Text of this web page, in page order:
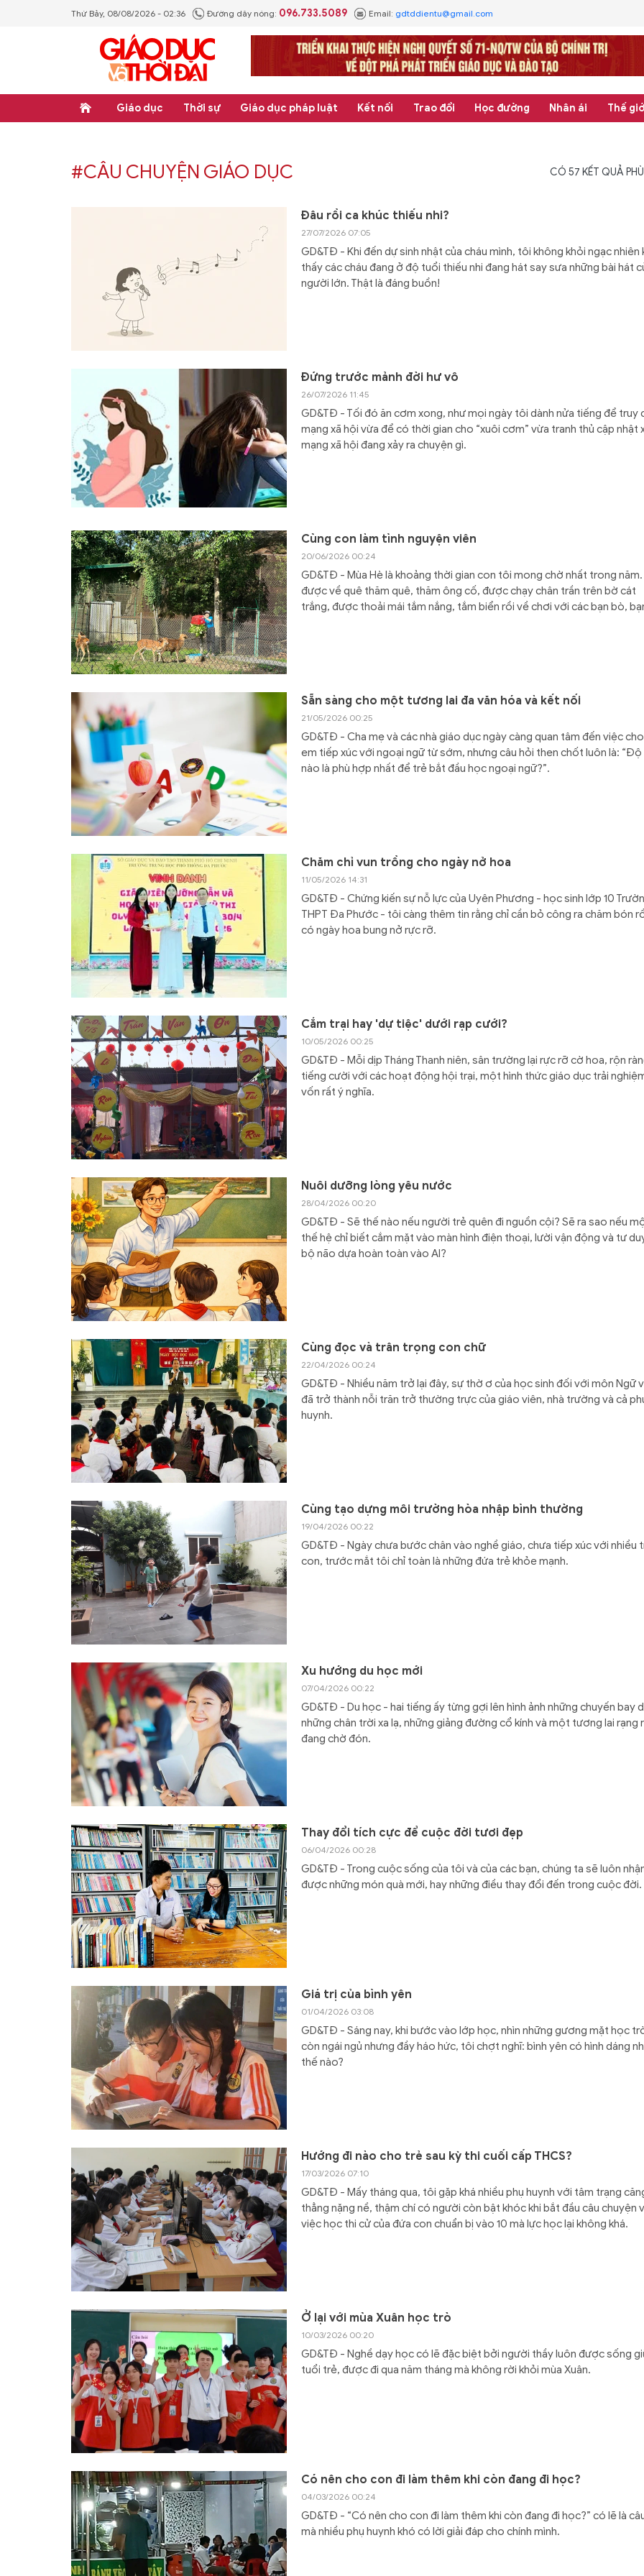
Thứ Bảy, 08/08/2026 - 02:36 Đường dây nóng: 096.733.5089 Email: gdtddientu@gmail.com
Giáo dục Thời sự Giáo dục pháp luật Kết nối Trao đổi Học đường Nhân ái Thế
#CÂU CHUYỆN GIÁO DỤC CÓ 57 KẾT QUẢ
Đâu rồi ca khúc thiếu nhi?
27/07/2026 07:05
GD&TĐ - Khi đến dự sinh nhật của cháu mình, tôi không khỏi ngạc nhiên
thấy các cháu đang ở độ tuổi thiếu nhi đang hát say sưa những bài hát
người lớn. Thật là đáng buồn!
Đứng trước mảnh đời hư vô
26/07/2026 11:45
GD&TĐ - Tối đó ăn cơm xong, như mọi ngày tôi dành nửa tiếng để truy
mạng xã hội vừa để có thời gian cho “xuôi cơm” vừa tranh thủ cập nhật
mạng xã hội đang xảy ra chuyện gì.
Cùng con làm tình nguyện viên
20/06/2026 00:24
GD&TĐ - Mùa Hè là khoảng thời gian con tôi mong chờ nhất trong
được về quê thăm quê, thăm ông cố, được chạy chân trần trên bờ cát
trắng, được thoải mái tắm nắng, tắm biển rồi về chơi với các bạn bò,
Sẵn sàng cho một tương lai đa văn hóa và kết nối
21/05/2026 00:25
GD&TĐ - Cha mẹ và các nhà giáo dục ngày càng quan tâm đến việc
em tiếp xúc với ngoại ngữ từ sớm, nhưng câu hỏi then chốt luôn là:
nào là phù hợp nhất để trẻ bắt đầu học ngoại ngữ?”.
Chăm chỉ vun trồng cho ngày nở hoa
11/05/2026 14:31
GD&TĐ - Chứng kiến sự nỗ lực của Uyên Phương - học sinh lớp 10
THPT Đa Phước - tôi càng thêm tin rằng chỉ cần bỏ công ra chăm bón
có ngày hoa bung nở rực rỡ.
Cắm trại hay 'dự tiệc' dưới rạp cưới?
10/05/2026 00:25
GD&TĐ - Mỗi dịp Tháng Thanh niên, sân trường lại rực rỡ cờ hoa, rộn
tiếng cười với các hoạt động hội trại, một hình thức giáo dục trải
vốn rất ý nghĩa.
Nuôi dưỡng lòng yêu nước
28/04/2026 00:20
GD&TĐ - Sẽ thế nào nếu người trẻ quên đi nguồn cội? Sẽ ra sao nếu
thế hệ chỉ biết cắm mặt vào màn hình điện thoại, lười vận động và tư
bộ não dựa hoàn toàn vào AI?
Cùng đọc và trân trọng con chữ
22/04/2026 00:24
GD&TĐ - Nhiều năm trở lại đây, sự thờ ơ của học sinh đối với môn Ngữ
đã trở thành nỗi trăn trở thường trực của giáo viên, nhà trường và cả
huynh.
Cùng tạo dựng môi trường hòa nhập bình thường
19/04/2026 00:22
GD&TĐ - Ngày chưa bước chân vào nghề giáo, chưa tiếp xúc với nhiều
con, trước mắt tôi chỉ toàn là những đứa trẻ khỏe mạnh.
Xu hướng du học mới
07/04/2026 00:22
GD&TĐ - Du học - hai tiếng ấy từng gợi lên hình ảnh những chuyến bay
những chân trời xa lạ, những giảng đường cổ kính và một tương lai rạng
đang chờ đón.
Thay đổi tích cực để cuộc đời tươi đẹp
06/04/2026 00:28
GD&TĐ - Trong cuộc sống của tôi và của các bạn, chúng ta sẽ luôn
được những món quà mới, hay những điều thay đổi đến trong cuộc đời.
Giá trị của bình yên
01/04/2026 03:08
GD&TĐ - Sáng nay, khi bước vào lớp học, nhìn những gương mặt học
còn ngái ngủ nhưng đầy háo hức, tôi chợt nghĩ: bình yên có hình dáng
thế nào?
Hướng đi nào cho trẻ sau kỳ thi cuối cấp THCS?
17/03/2026 07:10
GD&TĐ - Mấy tháng qua, tôi gặp khá nhiều phụ huynh với tâm trạng
thẳng nặng nề, thậm chí có người còn bật khóc khi bắt đầu câu chuyện
việc học thi cử của đứa con chuẩn bị vào 10 mà lực học lại không khá.
Ở lại với mùa Xuân học trò
10/03/2026 00:20
GD&TĐ - Nghề dạy học có lẽ đặc biệt bởi người thầy luôn được sống
tuổi trẻ, được đi qua năm tháng mà không rời khỏi mùa Xuân.
Có nên cho con đi làm thêm khi còn đang đi học?
04/03/2026 00:24
GD&TĐ - “Có nên cho con đi làm thêm khi còn đang đi học?” có lẽ là
mà nhiều phụ huynh khó có lời giải đáp cho chính mình.